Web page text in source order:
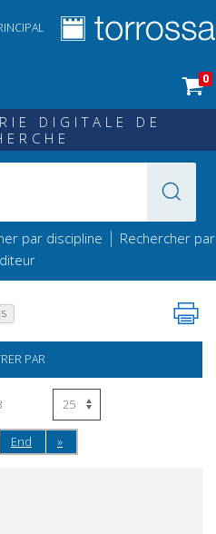
0
DIGITALE DE
par discipline | Rechercher par
PAR
End »